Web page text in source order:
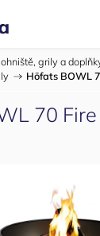
grily a
/ Höfats BOWL
70